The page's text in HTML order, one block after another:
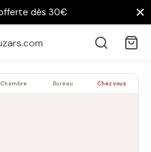
dès 30€
Chambre Bureau Chez vous